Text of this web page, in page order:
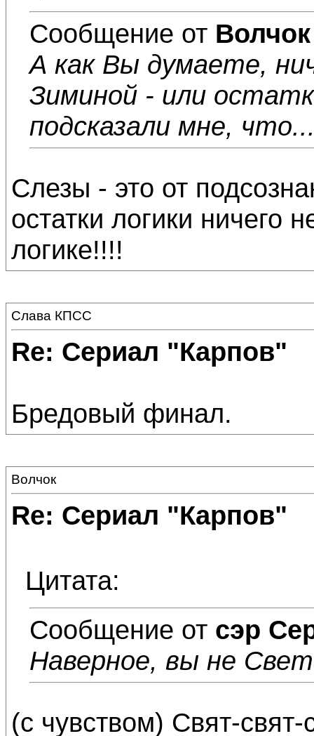
Сообщение от Волчок
А как Вы думаете,
Зиминой - или
подсказали мне,
Слезы - это от
остатки логики ничего
логике!!!!
Слава КПСС
Re: Сериал "Карпов"
Бредовый финал.
Волчок
Re: Сериал "Карпов"
Цитата:
Сообщение от сэр
Наверное, вы не
(с чувством) Свят-